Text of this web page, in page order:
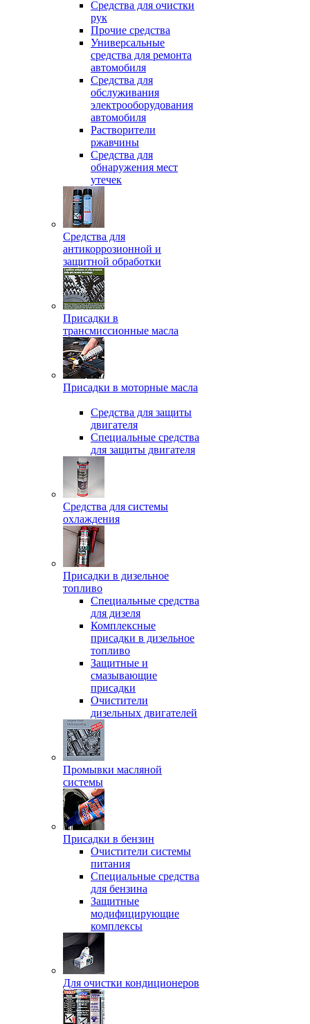
Средства для очистки
рук
Прочие средства
Универсальные
средства для ремонта
автомобиля
Средства для
обслуживания
электрооборудования
автомобиля
Растворители
ржавчины
Средства для
обнаружения мест
утечек
Средства для
антикоррозионной и
защитной обработки
Присадки в
трансмиссионные масла
Присадки в моторные масла
Средства для защиты
двигателя
Специальныe средства
для защиты двигателя
Средства для системы
охлаждения
Присадки в дизельное
топливо
Спeциальные средства
для дизеля
Комплексные
присадки в дизельное
топливо
Защитные и
смазывающие
присадки
Очистители
дизельных двигателей
Промывки масляной
системы
Присадки в бензин
Очистители системы
питания
Специальные срeдства
для бензина
Защитные
модифицирующие
комплексы
Для очистки кондиционеров